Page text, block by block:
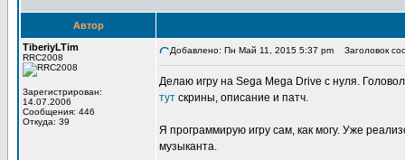
Автор
TiberiyLTim
RRC2008
Зарегистрирован:
14.07.2006
Сообщения: 446
Откуда: 39
Добавлено: Пн Май 11, 2015 5:37 pm Заголовок
Делаю игру на Sega Mega Drive с нуля.
тут скрины, описание и патч.
Я программирую игру сам, как могу. Уже
музыканта.